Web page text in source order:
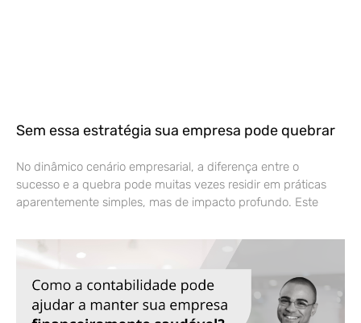
Sem essa estratégia sua empresa pode quebrar
No dinâmico cenário empresarial, a diferença entre o
sucesso e a quebra pode muitas vezes residir em práticas
aparentemente simples, mas de impacto profundo. Este